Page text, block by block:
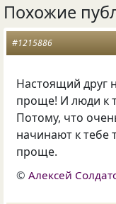
Похожие
#1215886
Настоящий друг
проще! И люди к
Потому, что
начинают к тебе
проще.
©Алексей